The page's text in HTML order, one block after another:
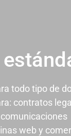
todo tipo de
contratos
web y